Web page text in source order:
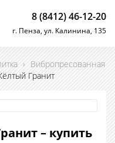
8 (8412) 46-12-20
г. Пенза, ул. Калинина, 135
› Вибропресованная
Гранит
– купить